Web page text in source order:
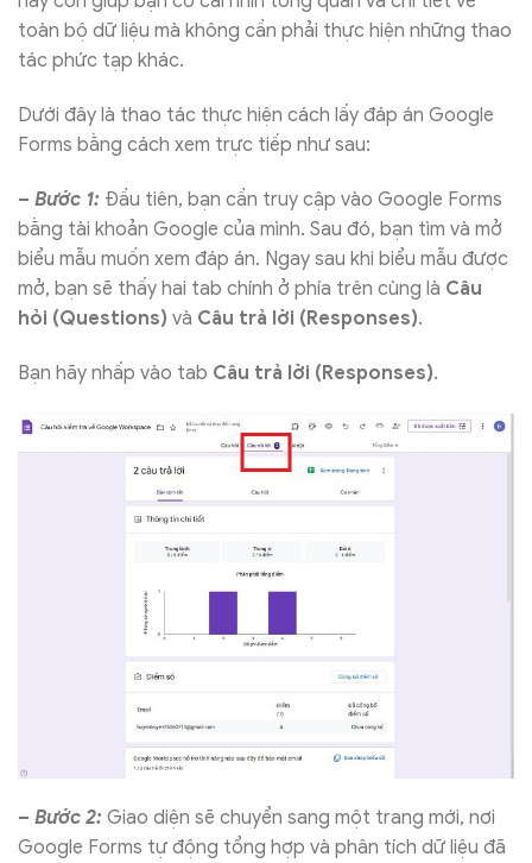
toàn bộ dữ liệu mà không cần phải thực hiện những thao
tác phức tạp khác.
Dưới đây là thao tác thực hiện cách lấy đáp án Google
Forms bằng cách xem trực tiếp như sau:
– Bước 1: Đầu tiên, bạn cần truy cập vào Google Forms
bằng tài khoản Google của mình. Sau đó, bạn tìm và mở
biểu mẫu muốn xem đáp án. Ngay sau khi biểu mẫu được
mở, bạn sẽ thấy hai tab chính ở phía trên cùng là Câu
hỏi (Questions) và Câu trả lời (Responses).
Bạn hãy nhấp vào tab Câu trả lời (Responses).
– Bước 2: Giao diện sẽ chuyển sang một trang mới, nơi
Google Forms tự động tổng hợp và phân tích dữ liệu đã